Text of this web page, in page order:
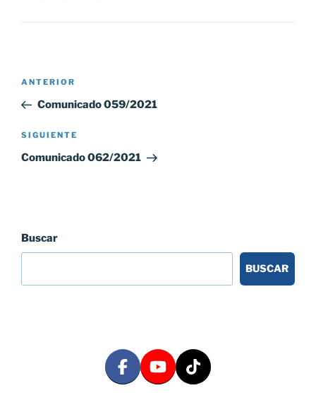
Navegación
entradas
Entrada
anterior:
ANTERIOR
Comunicado 059/2021
Siguiente
entrada
SIGUIENTE
Comunicado 062/2021
Buscar
BUSCAR